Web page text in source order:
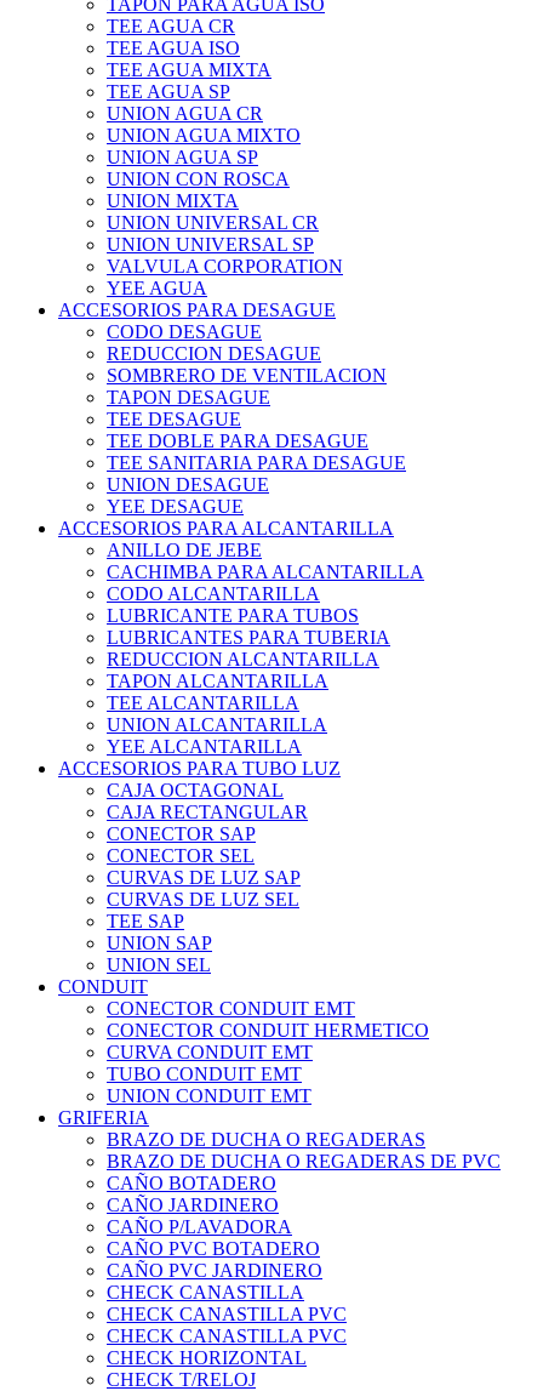
TAPON PARA AGUA ISO
TEE AGUA CR
TEE AGUA ISO
TEE AGUA MIXTA
TEE AGUA SP
UNION AGUA CR
UNION AGUA MIXTO
UNION AGUA SP
UNION CON ROSCA
UNION MIXTA
UNION UNIVERSAL CR
UNION UNIVERSAL SP
VALVULA CORPORATION
YEE AGUA
ACCESORIOS PARA DESAGUE
CODO DESAGUE
REDUCCION DESAGUE
SOMBRERO DE VENTILACION
TAPON DESAGUE
TEE DESAGUE
TEE DOBLE PARA DESAGUE
TEE SANITARIA PARA DESAGUE
UNION DESAGUE
YEE DESAGUE
ACCESORIOS PARA ALCANTARILLA
ANILLO DE JEBE
CACHIMBA PARA ALCANTARILLA
CODO ALCANTARILLA
LUBRICANTE PARA TUBOS
LUBRICANTES PARA TUBERIA
REDUCCION ALCANTARILLA
TAPON ALCANTARILLA
TEE ALCANTARILLA
UNION ALCANTARILLA
YEE ALCANTARILLA
ACCESORIOS PARA TUBO LUZ
CAJA OCTAGONAL
CAJA RECTANGULAR
CONECTOR SAP
CONECTOR SEL
CURVAS DE LUZ SAP
CURVAS DE LUZ SEL
TEE SAP
UNION SAP
UNION SEL
CONDUIT
CONECTOR CONDUIT EMT
CONECTOR CONDUIT HERMETICO
CURVA CONDUIT EMT
TUBO CONDUIT EMT
UNION CONDUIT EMT
GRIFERIA
BRAZO DE DUCHA O REGADERAS
BRAZO DE DUCHA O REGADERAS DE PVC
CAÑO BOTADERO
CAÑO JARDINERO
CAÑO P/LAVADORA
CAÑO PVC BOTADERO
CAÑO PVC JARDINERO
CHECK CANASTILLA
CHECK CANASTILLA PVC
CHECK CANASTILLA PVC
CHECK HORIZONTAL
CHECK T/RELOJ